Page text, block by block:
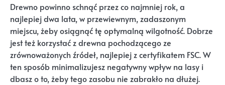
Drewno powinno schnąć przez co najmniej rok, a
najlepiej dwa lata, w przewiewnym, zadaszonym
miejscu, żeby osiągnąć tę optymalną wilgotność. Dobrze
jest też korzystać z drewna pochodzącego ze
zrównoważonych źródeł, najlepiej z certyfikatem FSC. W
ten sposób minimalizujesz negatywny wpływ na lasy i
dbasz o to, żeby tego zasobu nie zabrakło na dłużej.